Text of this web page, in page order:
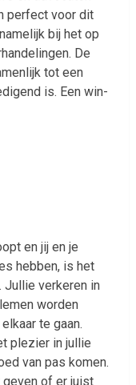
perfect voor dit
bij het op
De
tot een
is. Een win-
en jij en je
hebben, is het
Jullie verkeren in
worden
te gaan.
plezier in jullie
van pas komen.
of er juist